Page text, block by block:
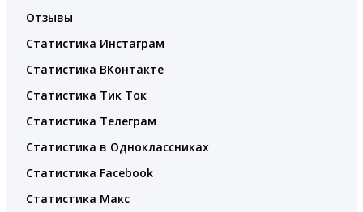
Отзывы
Статистика Инстаграм
Статистика ВКонтакте
Статистика Тик Ток
Статистика Телеграм
Статистика в Одноклассниках
Статистика Facebook
Статистика Макс